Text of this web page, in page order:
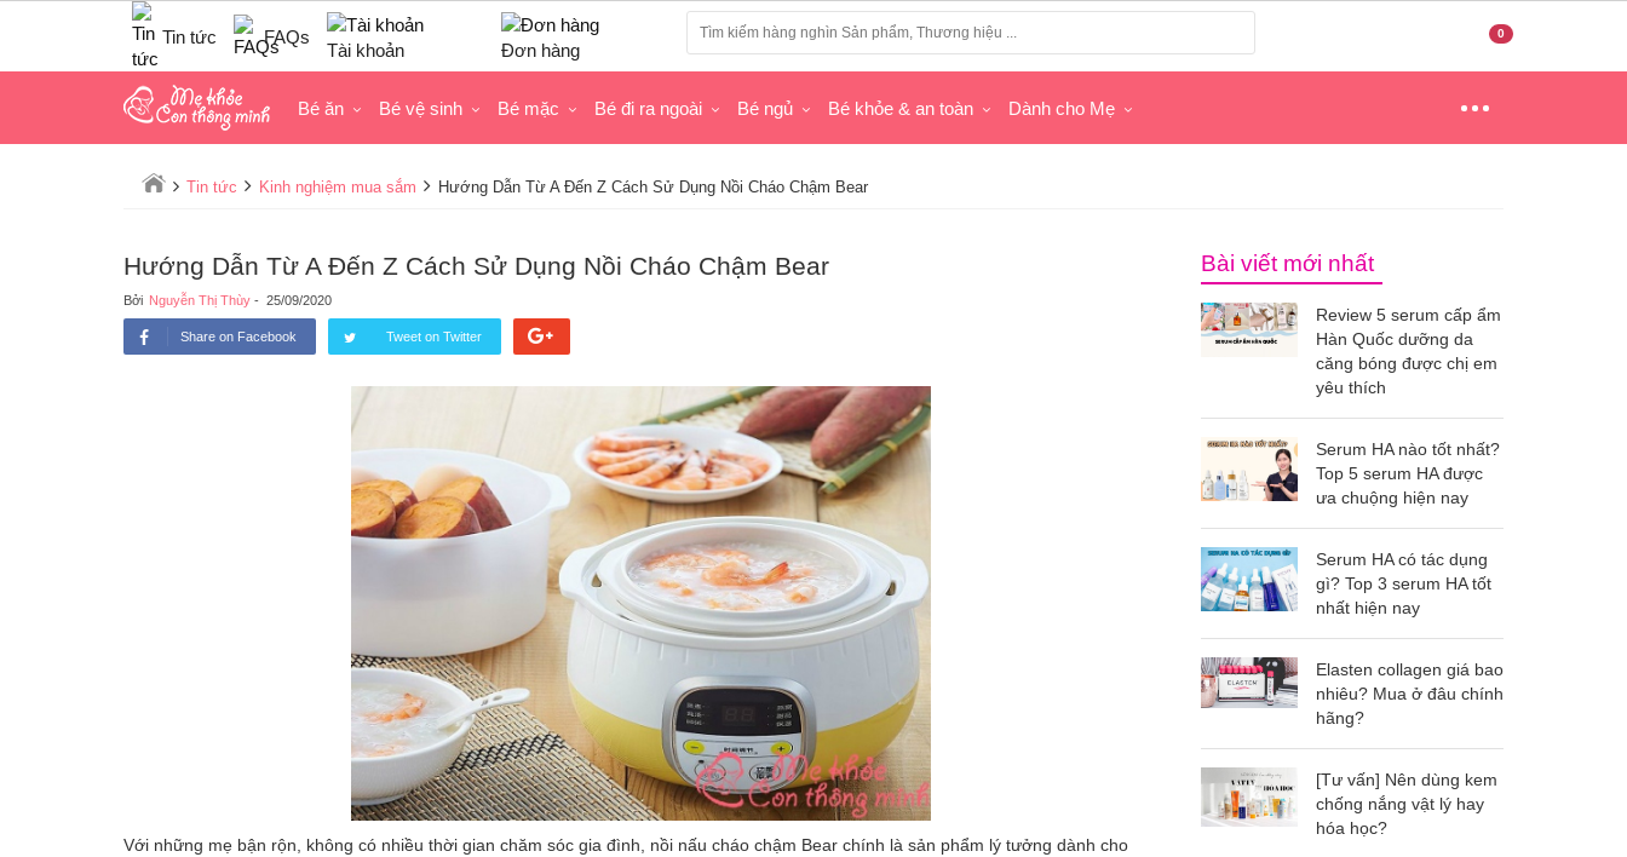
Tin tức FAQs
Tài khoản Đơn hàng
0
Bé ăn Bé vệ sinh Bé mặc Bé đi ra ngoài Bé ngủ Bé khỏe & an toàn Dành cho Mẹ
Tin tức Kinh nghiệm mua sắm Hướng Dẫn Từ A Đến Z Cách Sử Dụng Nồi Cháo Chậm Bear
Hướng Dẫn Từ A Đến Z Cách Sử Dụng Nồi Cháo Chậm Bear
Bởi Nguyễn Thị Thùy - 25/09/2020
Share on Facebook Tweet on Twitter
Với những mẹ bận rộn, không có nhiều thời gian chăm sóc gia đình, nồi nấu cháo chậm Bear chính là sản phẩm lý tưởng dành cho
Bài viết mới nhất
Review 5 serum cấp ẩm
Hàn Quốc dưỡng da
căng bóng được chị em
yêu thích
Serum HA nào tốt nhất?
Top 5 serum HA được
ưa chuộng hiện nay
Serum HA có tác dụng
gì? Top 3 serum HA tốt
nhất hiện nay
Elasten collagen giá bao
nhiêu? Mua ở đâu chính
hãng?
[Tư vấn] Nên dùng kem
chống nắng vật lý hay
hóa học?